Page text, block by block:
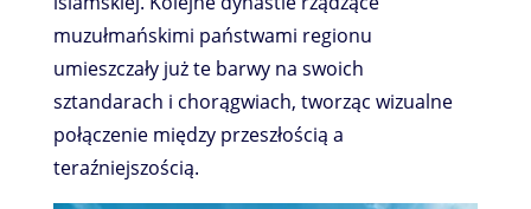
muzułmańskimi państwami regionu
umieszczały już te barwy na swoich
sztandarach i chorągwiach, tworząc wizualne
połączenie między przeszłością a
teraźniejszością.